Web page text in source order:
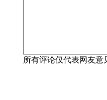
所有评论仅代表网友意